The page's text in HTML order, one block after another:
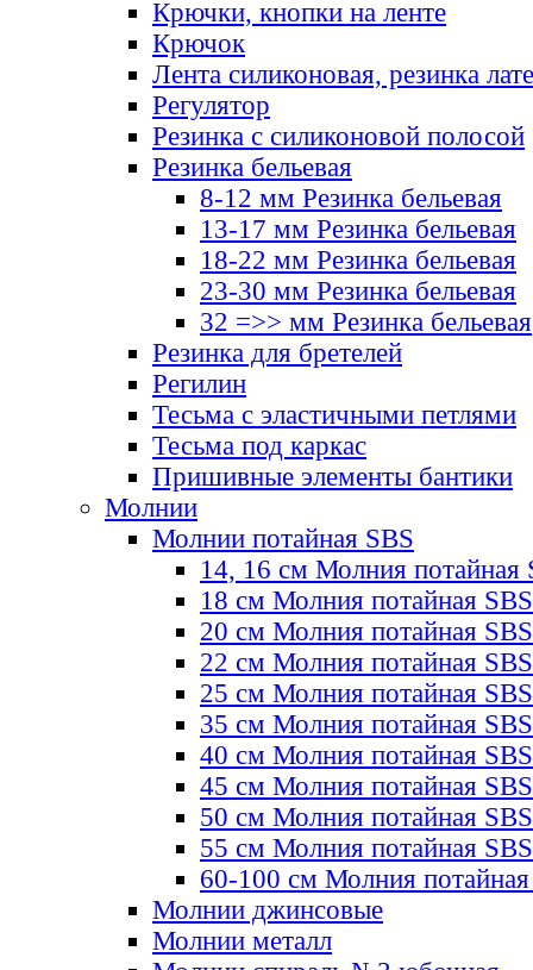
Крючки, кнопки на ленте
Крючок
Лента силиконовая, резинка
Регулятор
Резинка с силиконовой полосой
Резинка бельевая
8-12 мм Резинка бельевая
13-17 мм Резинка бельевая
18-22 мм Резинка бельевая
23-30 мм Резинка бельевая
32 =>> мм Резинка бельевая
Резинка для бретелей
Регилин
Тесьма с эластичными петлями
Тесьма под каркас
Пришивные элементы бантики
Молнии
Молнии потайная SBS
14, 16 см Молния потайная
18 см Молния потайная SBS
20 см Молния потайная SBS
22 см Молния потайная SBS
25 см Молния потайная SBS
35 см Молния потайная SBS
40 см Молния потайная SBS
45 см Молния потайная SBS
50 см Молния потайная SBS
55 см Молния потайная SBS
60-100 см Молния
Молнии джинсовые
Молнии металл